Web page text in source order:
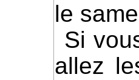
le
Si vous avez des points précis à faire valoir,
allez